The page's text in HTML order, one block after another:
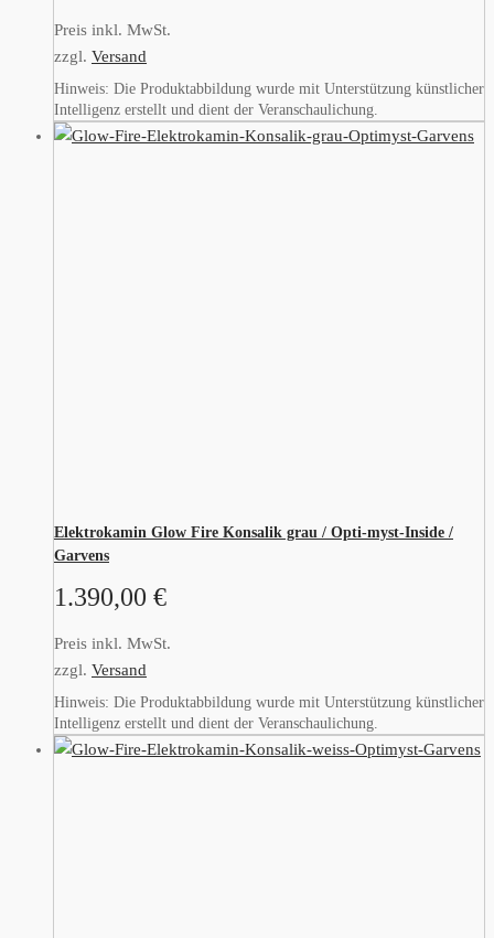
Preis inkl. MwSt.
zzgl. Versand
Hinweis: Die Produktabbildung wurde mit Unterstützung künstlicher
Intelligenz erstellt und dient der Veranschaulichung.
Elektrokamin Glow Fire Konsalik grau / Opti-myst-Inside /
Garvens
1.390,00 €
Preis inkl. MwSt.
zzgl. Versand
Hinweis: Die Produktabbildung wurde mit Unterstützung künstlicher
Intelligenz erstellt und dient der Veranschaulichung.